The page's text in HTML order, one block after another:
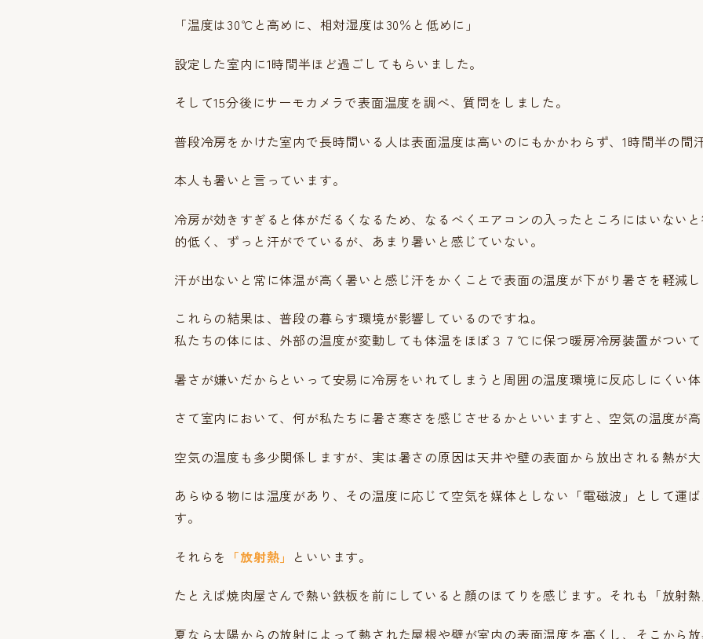
「温度は30℃と高めに、相対湿度は30％と低めに」
設定した室内に1時間半ほど過ごしてもらいました。
そして15分後にサーモカメラで表面温度を調べ、質問をしました。
普段冷房をかけた室内で長時間いる人は表面温度は高いのにもかかわらず、1時間半の間
本人も暑いと言っています。
冷房が効きすぎると体がだるくなるため、なるべくエアコンの入ったところにはいない
的低く、ずっと汗がでているが、あまり暑いと感じていない。
汗が出ないと常に体温が高く暑いと感じ汗をかくことで表面の温度が下がり暑さを軽減し
これらの結果は、普段の暮らす環境が影響しているのですね。
私たちの体には、外部の温度が変動しても体温をほぼ３７℃に保つ暖房冷房装置がついて
暑さが嫌いだからといって安易に冷房をいれてしまうと周囲の温度環境に反応しにくい体
さて室内において、何が私たちに暑さ寒さを感じさせるかといいますと、空気の温度が高
空気の温度も多少関係しますが、実は暑さの原因は天井や壁の表面から放出される熱が大
あらゆる物には温度があり、その温度に応じて空気を媒体としない「電磁波」として運
す。
それらを 「放射熱」 といいます。
たとえば焼肉屋さんで熱い鉄板を前にしていると顔のほてりを感じます。それも「放射熱
夏なら太陽からの放射によって熱された屋根や壁が室内の表面温度を高くし、そこから放